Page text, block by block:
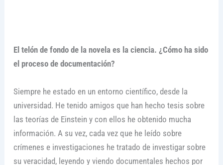
El telón de fondo de la novela es la ciencia. ¿Cómo ha sido
el proceso de documentación?
Siempre he estado en un entorno científico, desde la
universidad. He tenido amigos que han hecho tesis sobre
las teorías de Einstein y con ellos he obtenido mucha
información. A su vez, cada vez que he leído sobre
crímenes e investigaciones he tratado de investigar sobre
su veracidad, leyendo y viendo documentales hechos por